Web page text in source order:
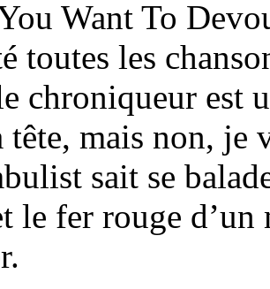
Want To
toutes les
chroniqueur est
tête, mais non, je
sait se
le fer rouge